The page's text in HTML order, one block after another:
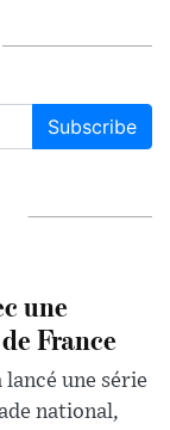
Subscribe
une
France
une série
national,